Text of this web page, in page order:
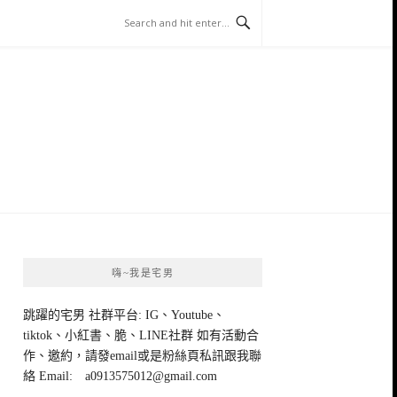
嗨~我是宅男
跳躍的宅男 社群平台: IG、Youtube、
tiktok、小紅書、脆、LINE社群 如有活動合
作、邀約，請發email或是粉絲頁私訊跟我聯
絡 Email: a0913575012@gmail.com